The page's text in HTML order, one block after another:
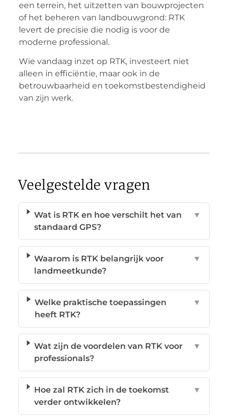
een terrein, het uitzetten van bouwprojecten
of het beheren van landbouwgrond: RTK
levert de precisie die nodig is voor de
moderne professional.
Wie vandaag inzet op RTK, investeert niet
alleen in efficiëntie, maar ook in de
betrouwbaarheid en toekomstbestendigheid
van zijn werk.
Veelgestelde vragen
Wat is RTK en hoe verschilt het van
standaard GPS?
▼
Waarom is RTK belangrijk voor
landmeetkunde?
▼
Welke praktische toepassingen
heeft RTK?
▼
Wat zijn de voordelen van RTK voor
professionals?
▼
Hoe zal RTK zich in de toekomst
verder ontwikkelen?
▼